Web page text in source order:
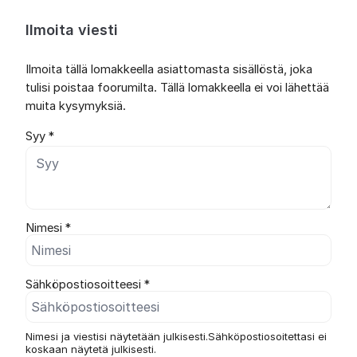
Ilmoita viesti
Ilmoita tällä lomakkeella asiattomasta sisällöstä, joka
tulisi poistaa foorumilta. Tällä lomakkeella ei voi lähettää
muita kysymyksiä.
Syy *
Nimesi *
Sähköpostiosoitteesi *
Nimesi ja viestisi näytetään julkisesti.Sähköpostiosoitettasi ei
koskaan näytetä julkisesti.